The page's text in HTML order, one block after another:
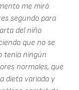
me miró
segundo para
del niño
que no se
tenía ningún
normales, que
dieta variada y